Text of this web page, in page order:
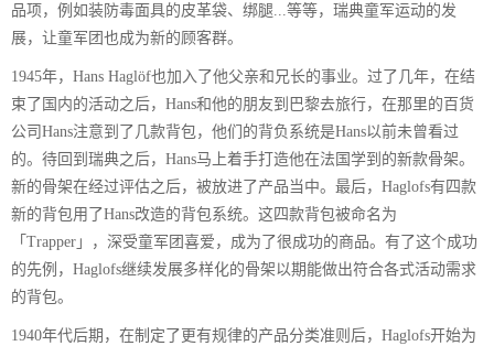
品项，例如装防毒面具的皮革袋、绑腿...等等，瑞典童军运动的发
展，让童军团也成为新的顾客群。
1945年，Hans Haglöf也加入了他父亲和兄长的事业。过了几年，在结
束了国内的活动之后，Hans和他的朋友到巴黎去旅行，在那里的百货
公司Hans注意到了几款背包，他们的背负系统是Hans以前未曾看过
的。待回到瑞典之后，Hans马上着手打造他在法国学到的新款骨架。
新的骨架在经过评估之后，被放进了产品当中。最后，Haglofs有四款
新的背包用了Hans改造的背包系统。这四款背包被命名为
「Trapper」，深受童军团喜爱，成为了很成功的商品。有了这个成功
的先例，Haglofs继续发展多样化的骨架以期能做出符合各式活动需求
的背包。
1940年代后期，在制定了更有规律的产品分类准则后，Haglofs开始为